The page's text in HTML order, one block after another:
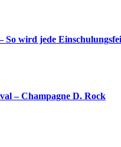
So wird jede
– Champagne D. Rock